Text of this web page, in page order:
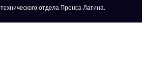
технического отдела Пренса Латина.